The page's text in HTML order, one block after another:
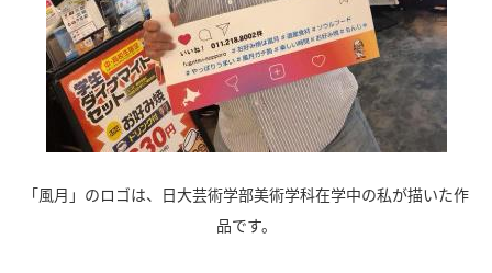
「風月」のロゴは、日大芸術学部美術学科在学中の私が描いた作
品です。